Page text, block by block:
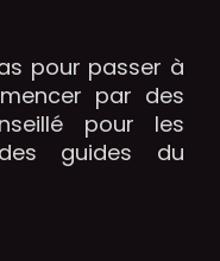
pour passer à
par des
pour les
guides du